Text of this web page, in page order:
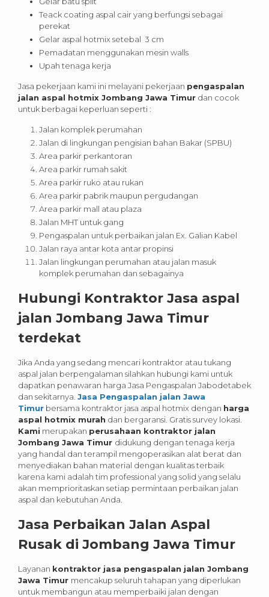
Teack coating aspal cair yang berfungsi sebagai
perekat
Gelar aspal hotmix setebal 3 cm
Pemadatan menggunakan mesin walls
Upah tenaga kerja
Jasa pekerjaan kami ini melayani pekerjaan pengaspalan
jalan aspal hotmix Jombang Jawa Timur dan cocok
untuk berbagai keperluan seperti :
Jalan komplek perumahan
Jalan di lingkungan pengisian bahan Bakar (SPBU)
Area parkir perkantoran
Area parkir rumah sakit
Area parkir ruko atau rukan
Area parkir pabrik maupun pergudangan
Area parkir mall atau plaza
Jalan MHT untuk gang
Pengaspalan untuk perbaikan jalan Ex. Galian Kabel
Jalan raya antar kota antar propinsi
Jalan lingkungan perumahan atau jalan masuk
komplek perumahan dan sebagainya
Hubungi Kontraktor Jasa aspal
jalan Jombang Jawa Timur
terdekat
Jika Anda yang sedang mencari kontraktor atau tukang
aspal jalan berpengalaman silahkan hubungi kami untuk
dapatkan penawaran harga Jasa Pengaspalan Jabodetabek
dan sekitarnya. Jasa Pengaspalan jalan Jawa
Timur bersama kontraktor jasa aspal hotmix dengan harga
aspal hotmix murah dan bergaransi. Gratis survey lokasi.
Kami merupakan perusahaan kontraktor jalan
Jombang Jawa Timur didukung dengan tenaga kerja
yang handal dan terampil mengoperasikan alat berat dan
menyediakan bahan material dengan kualitas terbaik
karena kami adalah tim professional yang solid yang selalu
akan memprioritaskan setiap permintaan perbaikan jalan
aspal dan kebutuhan Anda.
Jasa Perbaikan Jalan Aspal
Rusak di Jombang Jawa Timur
Layanan kontraktor jasa pengaspalan jalan Jombang
Jawa Timur mencakup seluruh tahapan yang diperlukan
untuk membangun atau memperbaiki jalan dengan